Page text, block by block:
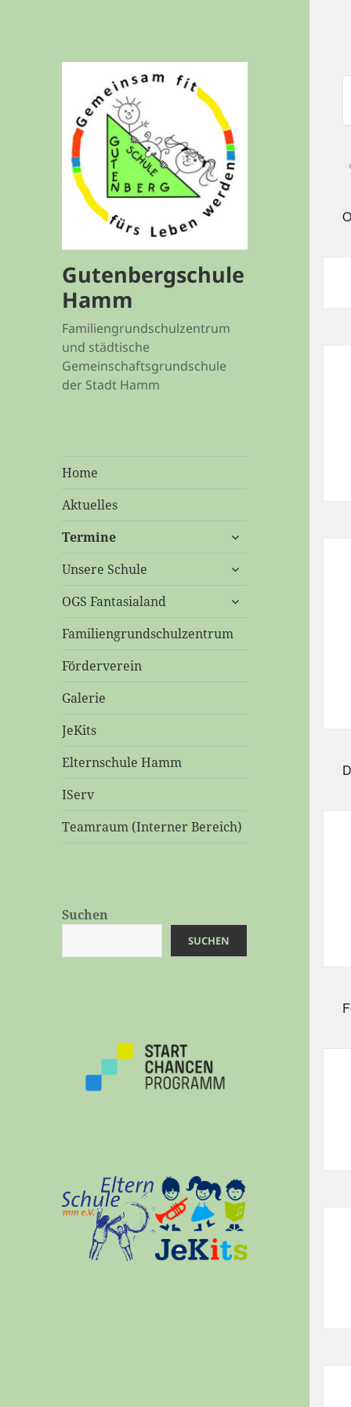
Gutenbergschule
Hamm
Familiengrundschulzentrum
und städtische
Gemeinschaftsgrundschule
der Stadt Hamm
Home
Aktuelles
Termine
untermenü
Unsere Schule
untermenü
OGS Fantasialand
untermenü
Familiengrundschulzentrum
Förderverein
Galerie
JeKits
Elternschule Hamm
IServ
Teamraum (Interner Bereich)
Suchen
SUCHEN